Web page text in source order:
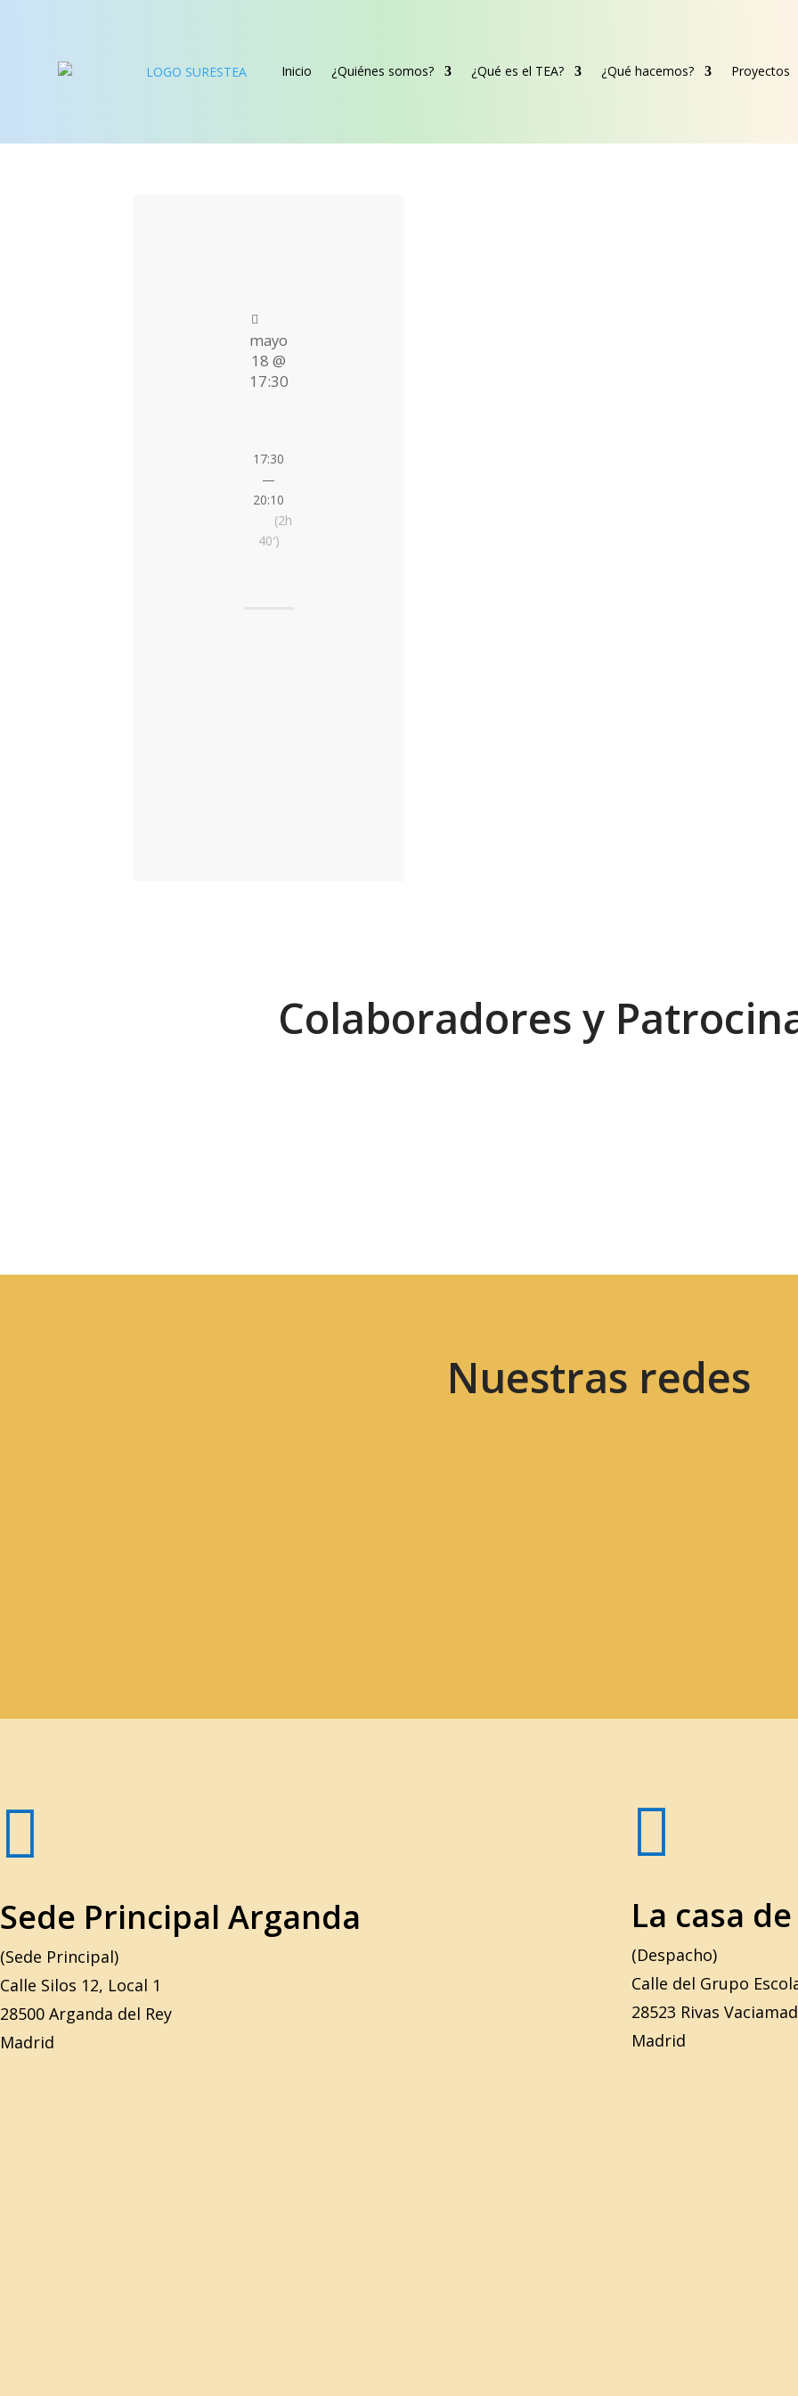
Inicio ¿Quiénes somos? ¿Qué es el TEA? ¿Qué hacemos? Proyectos
mayo
18 @
17:30
17:30
—
20:10
(2h
40′)
Colaboradores y
Nuestras redes

Sede Principal Arganda
(Sede Principal)
Calle Silos 12, Local 1
28500 Arganda del Rey
Madrid

La casa
(Despacho)
Calle del Grupo
28523 Rivas
Madrid